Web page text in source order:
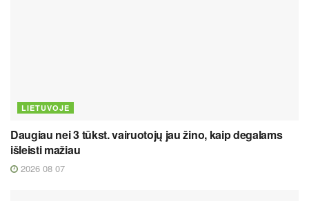
LIETUVOJE
Daugiau nei 3 tūkst. vairuotojų jau žino, kaip degalams
išleisti mažiau
2026 08 07